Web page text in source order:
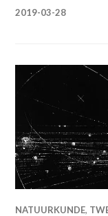
2019-03-28
NATUURKUNDE,